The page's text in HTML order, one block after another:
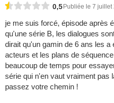
0,5Publiée le 7 juillet
je me suis forcé, épisode après
qu'une série B, les dialogues
dirait qu'un gamin de 6 ans les
acteurs et les plans de
beaucoup de temps pour
série qui n'en vaut vraiment pas
passez votre chemin !